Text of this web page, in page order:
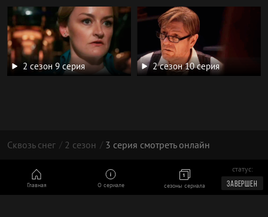
Главная О сериале сезоны сериала
статус:
ЗАВЕРШЕН
2 сезон 9 серия 2 сезон 10 серия
Сквозь снег 2 сезон 3 серия смотреть онлайн